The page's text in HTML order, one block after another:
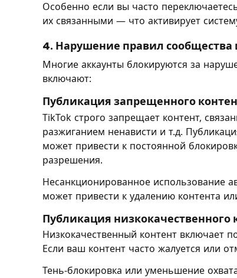
Особенно если вы часто
их связанными — что активирует
4. Нарушение правил сообщества
Многие аккаунты блокируются за
включают:
Публикация запрещенного
TikTok строго запрещает контент,
разжиганием ненависти и т.д.
может привести к постоянной
разрешения.
Несанкционированное использование
может привести к удалению контента
Публикация низкокачественного
Низкокачественный контент включает
Если ваш контент часто жалуется или
Тень-блокировка или уменьшение